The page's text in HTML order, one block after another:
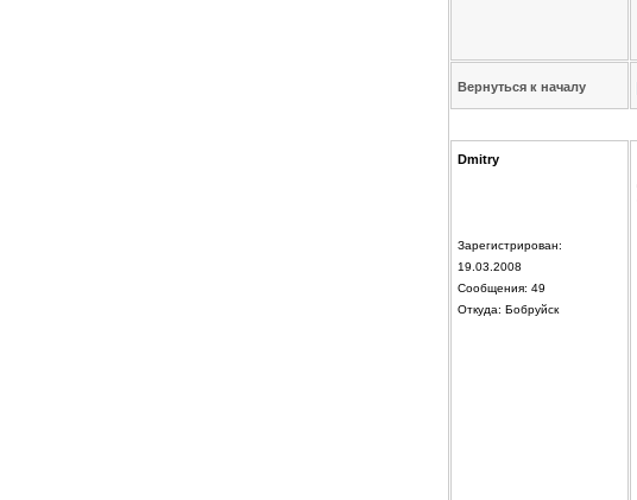
Вернуться к началу
Dmitry
Зарегистрирован:
19.03.2008
Сообщения: 49
Откуда: Бобруйск